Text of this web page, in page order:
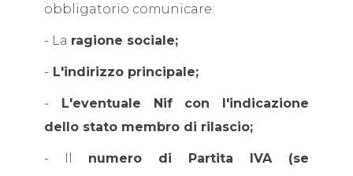
obbligatorio comunicare:
- La ragione sociale;
- L'indirizzo principale;
- L'eventuale Nif con l'indicazione
dello stato membro di rilascio;
- Il numero di Partita IVA (se